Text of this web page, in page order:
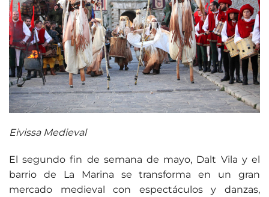
Eivissa Medieval
El segundo fin de semana de mayo, Dalt Vila y el
barrio de La Marina se transforma en un gran
mercado medieval con espectáculos y danzas,